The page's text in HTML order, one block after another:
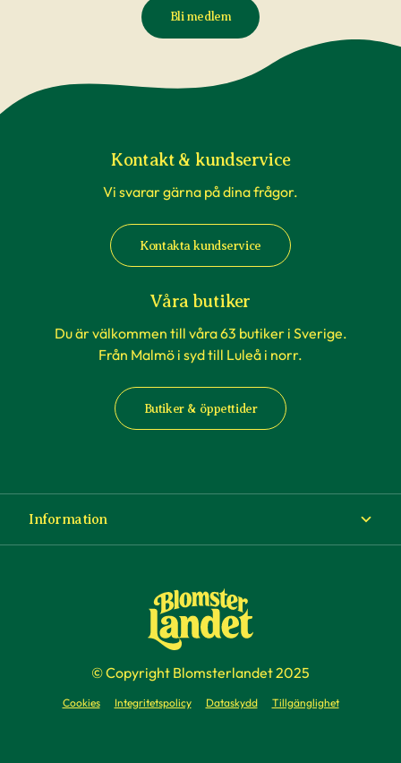
Bli medlem
Kontakt & kundservice
Vi svarar gärna på dina frågor.
Kontakta kundservice
Våra butiker
Du är välkommen till våra 63 butiker i Sverige.
Från Malmö i syd till Luleå i norr.
Butiker & öppettider
Information
Köp- och leveransvillkor
Företag
© Copyright Blomsterlandet 2025
Cookies Integritetspolicy Dataskydd Tillgänglighet